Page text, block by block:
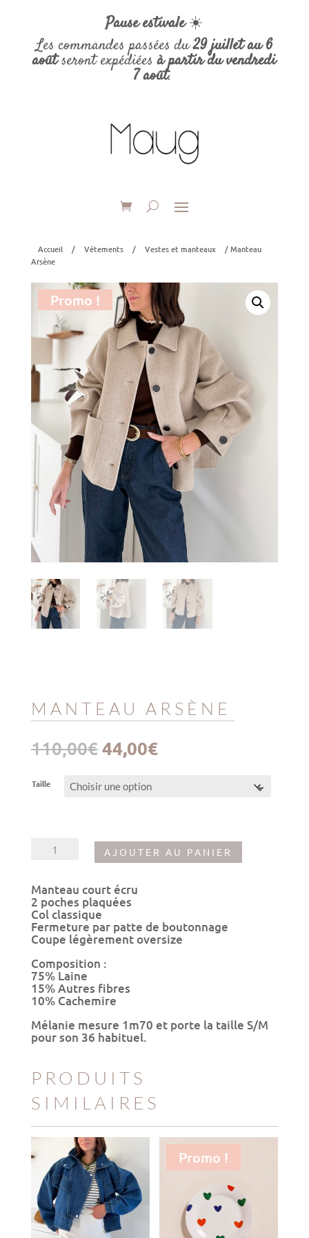
Pause estivale☀️
Les commandes passées du29 juillet au 6
aoûtseront expédiéesà partir du vendredi
7 août.
Accueil / Vêtements / Vestes et manteaux
/ Manteau
Arsène
Promo !
MANTEAU ARSÈNE
110,00€Le
prix
était :
110,00€.
44,00€Le
prix
Taille
AJOUTER AU PANIER
Manteau court écru
2 poches plaquées
Col classique
Fermeture par patte de boutonnage
Coupe légèrement oversize
Composition :
75% Laine
15% Autres fibres
10% Cachemire
Mélanie mesure 1m70 et porte la taille S/M
pour son 36 habituel.
PRODUITS
SIMILAIRES
Promo !